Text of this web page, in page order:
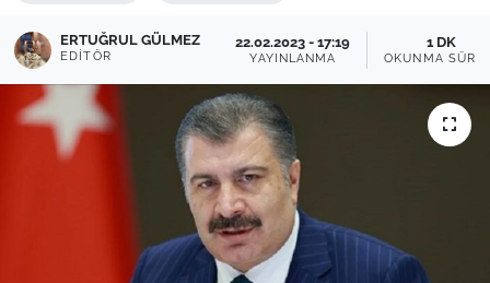
ERTUĞRUL GÜLMEZ
EDITÖR
22.02.2023 - 17:19
YAYINLANMA
1 DK
OKUNMA
Kamu Alımları